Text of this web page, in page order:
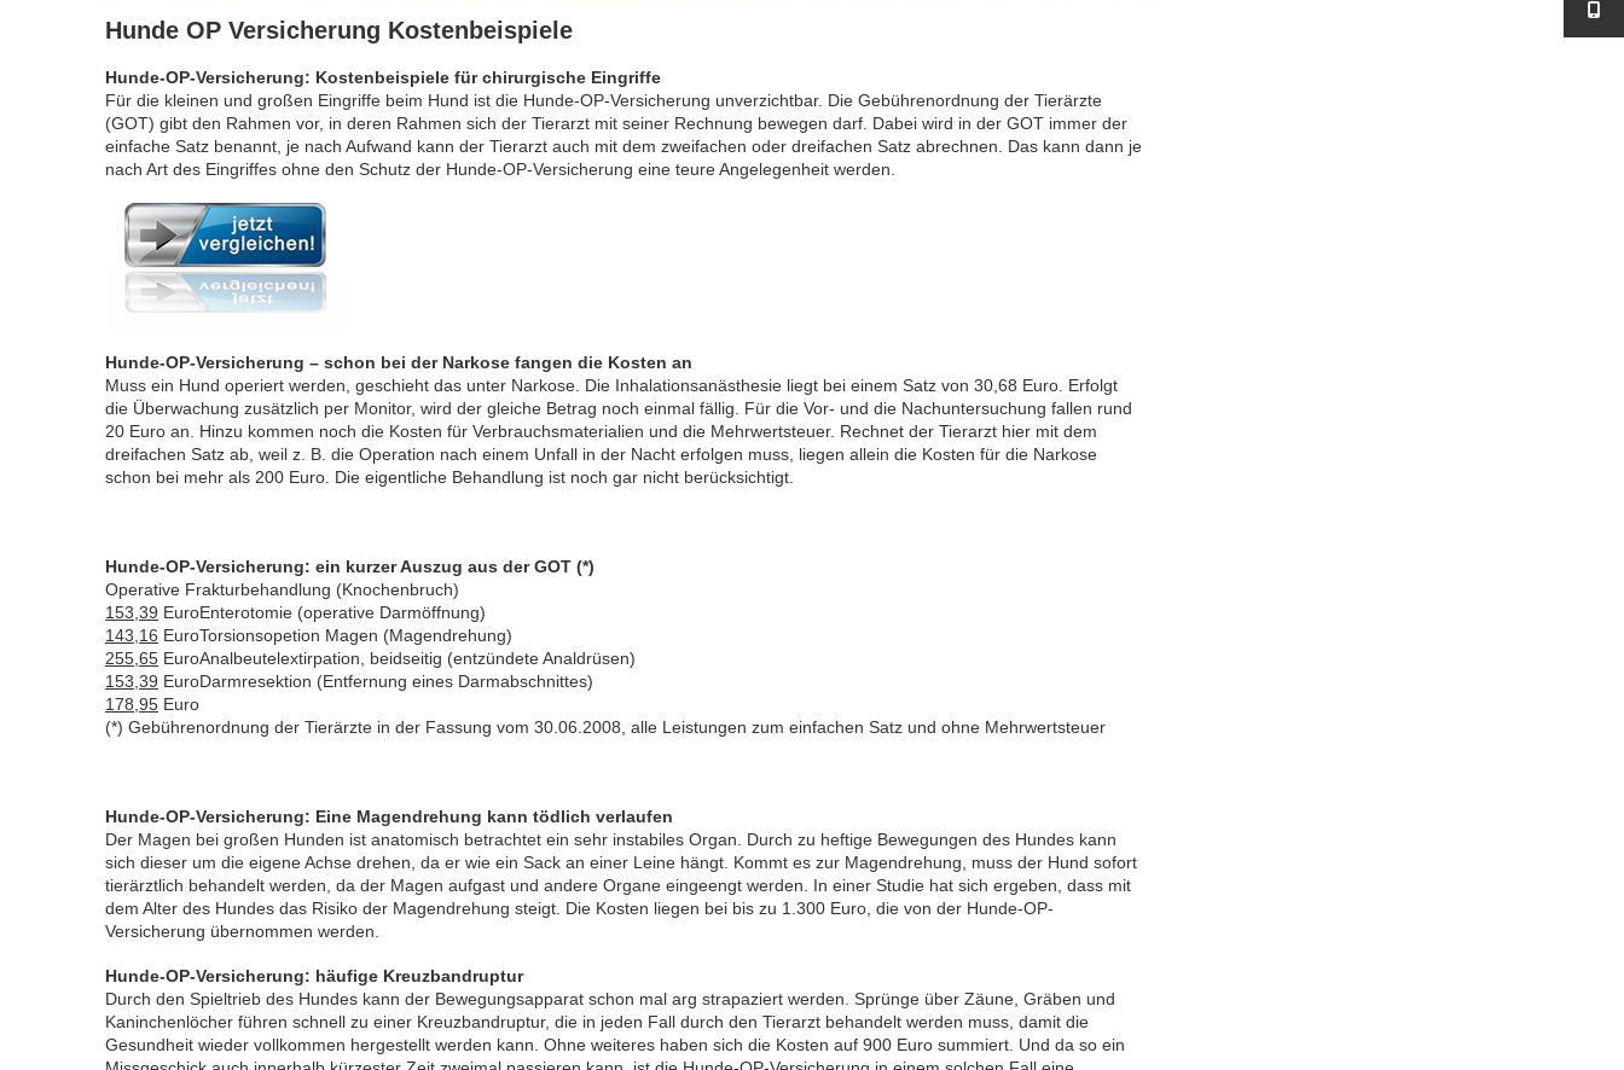
Hunde OP Versicherung Kostenbeispiele
Hunde-OP-Versicherung: Kostenbeispiele für chirurgische Eingriffe
Für die kleinen und großen Eingriffe beim Hund ist die Hunde-OP-Versicherung unverzichtbar. Die Gebührenordnung der Tierärzte
(GOT) gibt den Rahmen vor, in deren Rahmen sich der Tierarzt mit seiner Rechnung bewegen darf. Dabei wird in der GOT immer der
einfache Satz benannt, je nach Aufwand kann der Tierarzt auch mit dem zweifachen oder dreifachen Satz abrechnen. Das kann dann je
nach Art des Eingriffes ohne den Schutz der Hunde-OP-Versicherung eine teure Angelegenheit werden.
Hunde-OP-Versicherung – schon bei der Narkose fangen die Kosten an
Muss ein Hund operiert werden, geschieht das unter Narkose. Die Inhalationsanästhesie liegt bei einem Satz von 30,68 Euro. Erfolgt
die Überwachung zusätzlich per Monitor, wird der gleiche Betrag noch einmal fällig. Für die Vor- und die Nachuntersuchung fallen rund
20 Euro an. Hinzu kommen noch die Kosten für Verbrauchsmaterialien und die Mehrwertsteuer. Rechnet der Tierarzt hier mit dem
dreifachen Satz ab, weil z. B. die Operation nach einem Unfall in der Nacht erfolgen muss, liegen allein die Kosten für die Narkose
schon bei mehr als 200 Euro. Die eigentliche Behandlung ist noch gar nicht berücksichtigt.
Hunde-OP-Versicherung: ein kurzer Auszug aus der GOT (*)
Operative Frakturbehandlung (Knochenbruch)
153,39 EuroEnterotomie (operative Darmöffnung)
143,16 EuroTorsionsopetion Magen (Magendrehung)
255,65 EuroAnalbeutelextirpation, beidseitig (entzündete Analdrüsen)
153,39 EuroDarmresektion (Entfernung eines Darmabschnittes)
178,95 Euro
(*) Gebührenordnung der Tierärzte in der Fassung vom 30.06.2008, alle Leistungen zum einfachen Satz und ohne Mehrwertsteuer
Hunde-OP-Versicherung: Eine Magendrehung kann tödlich verlaufen
Der Magen bei großen Hunden ist anatomisch betrachtet ein sehr instabiles Organ. Durch zu heftige Bewegungen des Hundes kann
sich dieser um die eigene Achse drehen, da er wie ein Sack an einer Leine hängt. Kommt es zur Magendrehung, muss der Hund sofort
tierärztlich behandelt werden, da der Magen aufgast und andere Organe eingeengt werden. In einer Studie hat sich ergeben, dass mit
dem Alter des Hundes das Risiko der Magendrehung steigt. Die Kosten liegen bei bis zu 1.300 Euro, die von der Hunde-OP-
Versicherung übernommen werden.
Hunde-OP-Versicherung: häufige Kreuzbandruptur
Durch den Spieltrieb des Hundes kann der Bewegungsapparat schon mal arg strapaziert werden. Sprünge über Zäune, Gräben und
Kaninchenlöcher führen schnell zu einer Kreuzbandruptur, die in jeden Fall durch den Tierarzt behandelt werden muss, damit die
Gesundheit wieder vollkommen hergestellt werden kann. Ohne weiteres haben sich die Kosten auf 900 Euro summiert. Und da so ein